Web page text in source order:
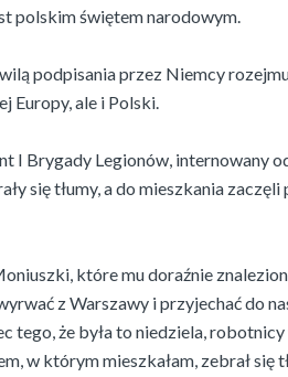
polskim świętem narodowym.
podpisania przez Niemcy
Europy, ale i Polski.
I Brygady Legionów, internowany
się tłumy, a do mieszkania
które mu doraźnie
z Warszawy i przyjechać do
tego, że była to niedziela,
w którym mieszkałam, zebrał się